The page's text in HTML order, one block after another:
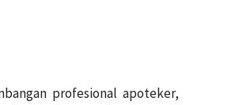
profesional apoteker,